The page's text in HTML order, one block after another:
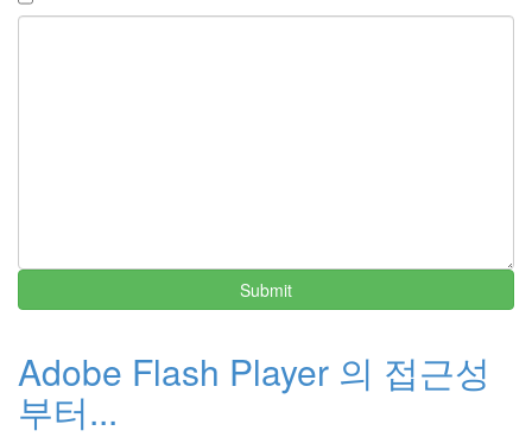
Submit
Adobe Flash Player 의 접근성
부터...